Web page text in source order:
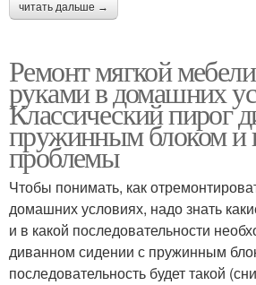
читать дальше →
Ремонт мягкой
руками в домашних
Классический пирог
пружинным блоком и
проблемы
Чтобы понимать, как
домашних условиях, надо знать
и в какой последовательности
диванном сидении с пружинным
последовательность будет такой